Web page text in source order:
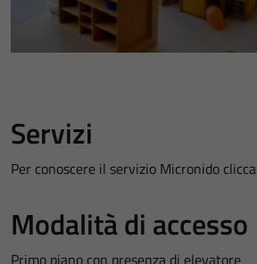
Servizi
Per conoscere il servizio Micronido clicca
Modalità di accesso